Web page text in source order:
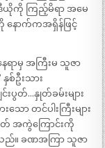
ယိုကို ကြည့်မိရာ အမေ
နောက်ကအရှိန်ဖြင့်
ာမှ အကြီးမ သူဇာ
စ်ဦးသား
းပွတ်…နှုတ်ခမ်းများ
ော တင်ပါးကြီးများ
အကွဲကြောင်းကို
။ ခဏအကြာ သူဇာ